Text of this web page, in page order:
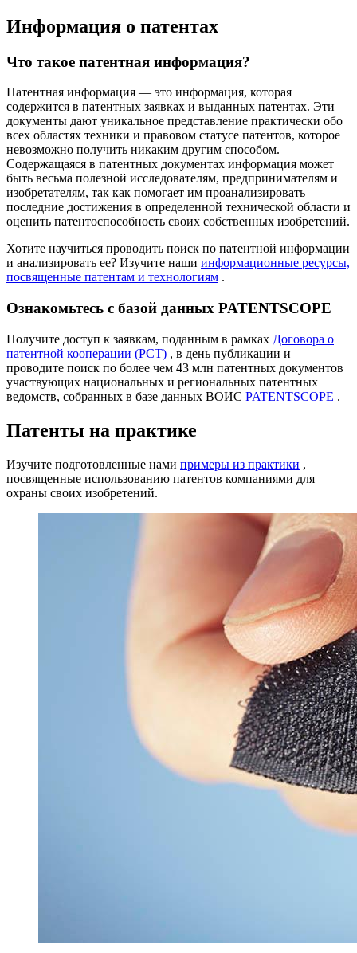
Информация о патентах
Что такое патентная информация?
Патентная информация — это информация, которая
содержится в патентных заявках и выданных патентах. Эти
документы дают уникальное представление практически обо
всех областях техники и правовом статусе патентов, которое
невозможно получить никаким другим способом.
Содержащаяся в патентных документах информация может
быть весьма полезной исследователям, предпринимателям и
изобретателям, так как помогает им проанализировать
последние достижения в определенной технической области и
оценить патентоспособность своих собственных изобретений.
Хотите научиться проводить поиск по патентной информации
и анализировать ее? Изучите наши информационные ресурсы,
посвященные патентам и технологиям .
Ознакомьтесь с базой данных PATENTSCOPE
Получите доступ к заявкам, поданным в рамках Договора о
патентной кооперации (PCT) , в день публикации и
проводите поиск по более чем 43 млн патентных документов
участвующих национальных и региональных патентных
ведомств, собранных в базе данных ВОИС PATENTSCOPE .
Патенты на практике
Изучите подготовленные нами примеры из практики ,
посвященные использованию патентов компаниями для
охраны своих изобретений.